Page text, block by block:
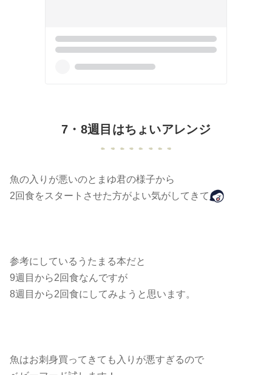
​7・8週目はちょいアレンジ
魚の入りが悪いのとまゆ君の様子から
2回食をスタートさせた方がよい気がしてきて
参考にしているうたまる本だと
9週目から2回食なんですが
8週目から2回食にしてみようと思います。
魚はお刺身買ってきても入りが悪すぎるので